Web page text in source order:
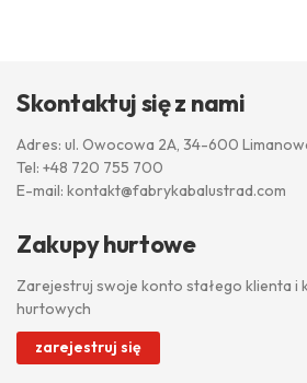
Skontaktuj się z nami
Adres: ul. Owocowa 2A, 34-600
Tel: +48 720 755 700
E-mail: kontakt@fabrykabalustrad.com
Zakupy hurtowe
Zarejestruj swoje konto stałego klienta i
hurtowych
zarejestruj się